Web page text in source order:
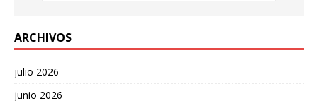
ARCHIVOS
julio 2026
junio 2026